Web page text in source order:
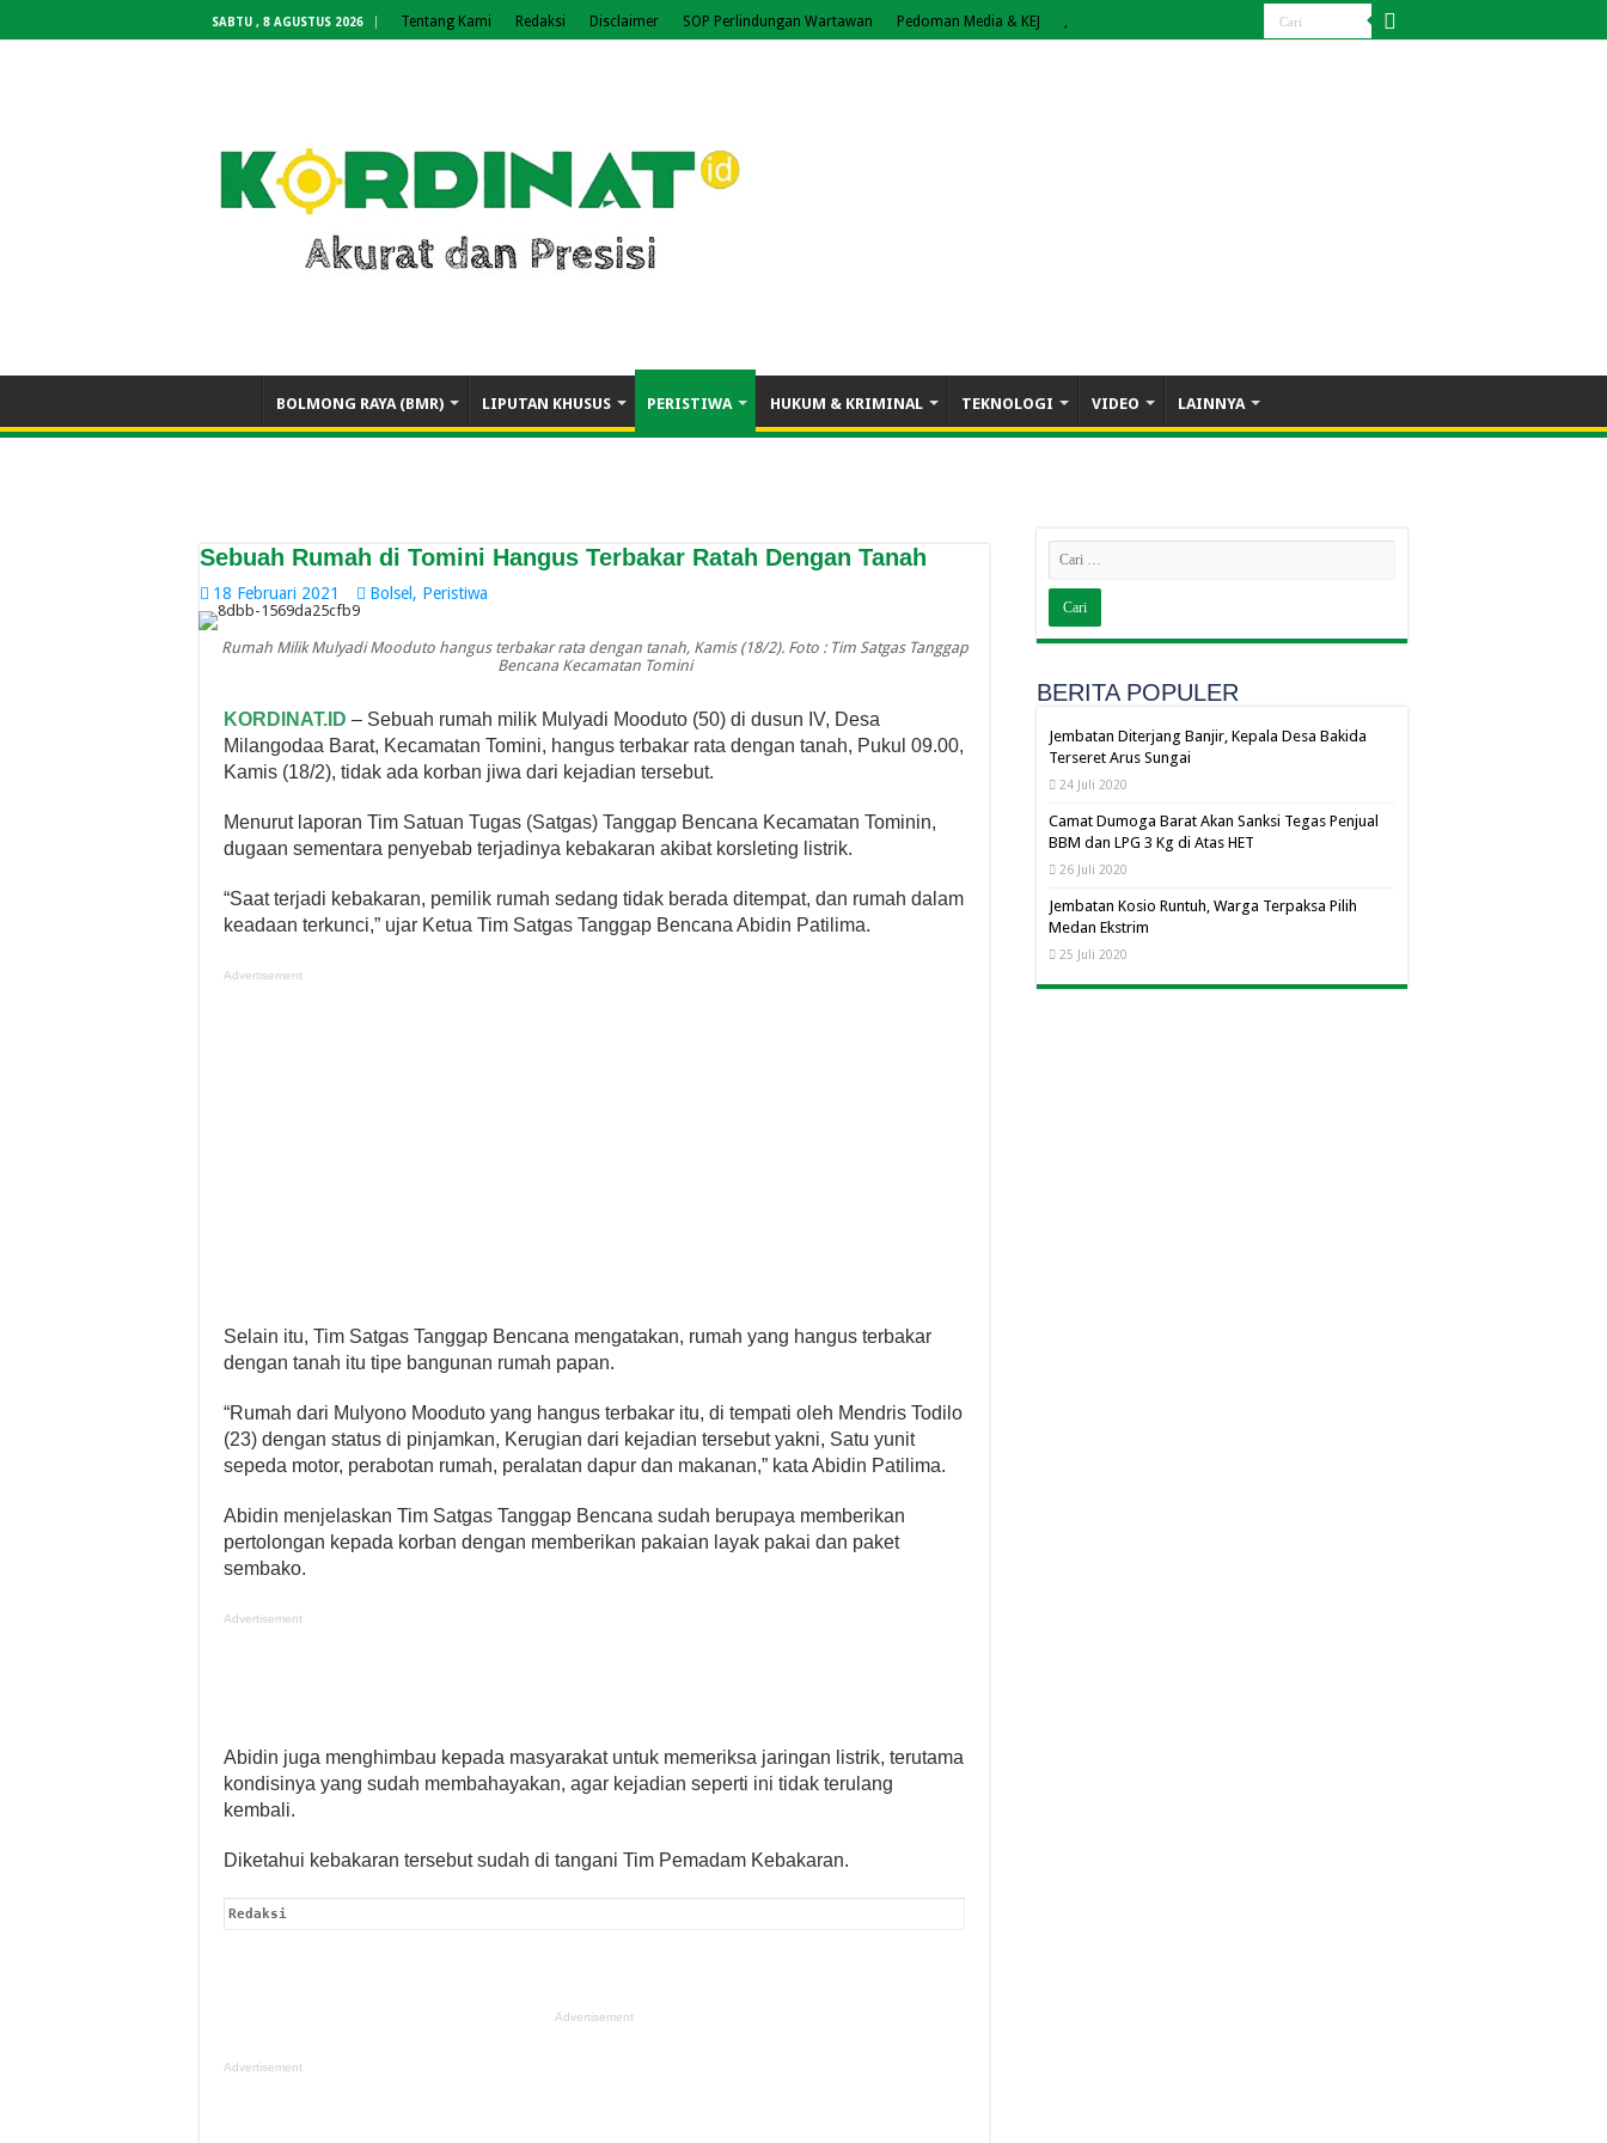
SABTU , 8 AGUSTUS 2026 Tentang Kami Redaksi Disclaimer SOP Perlindungan Wartawan Pedoman Media & KEJ ,
BOLMONG RAYA (BMR) LIPUTAN KHUSUS PERISTIWA HUKUM & KRIMINAL TEKNOLOGI VIDEO LAINNYA
Sebuah Rumah di Tomini Hangus Terbakar Ratah Dengan Tanah
18 Februari 2021 Bolsel , Peristiwa
Rumah Milik Mulyadi Mooduto hangus terbakar rata dengan tanah, Kamis (18/2). Foto : Tim Satgas Tanggap
Bencana Kecamatan Tomini
KORDINAT.ID – Sebuah rumah milik Mulyadi Mooduto (50) di dusun IV, Desa
Milangodaa Barat, Kecamatan Tomini, hangus terbakar rata dengan tanah, Pukul 09.00,
Kamis (18/2), tidak ada korban jiwa dari kejadian tersebut.
Menurut laporan Tim Satuan Tugas (Satgas) Tanggap Bencana Kecamatan Tominin,
dugaan sementara penyebab terjadinya kebakaran akibat korsleting listrik.
“Saat terjadi kebakaran, pemilik rumah sedang tidak berada ditempat, dan rumah dalam
keadaan terkunci,” ujar Ketua Tim Satgas Tanggap Bencana Abidin Patilima.
Advertisement
Selain itu, Tim Satgas Tanggap Bencana mengatakan, rumah yang hangus terbakar
dengan tanah itu tipe bangunan rumah papan.
“Rumah dari Mulyono Mooduto yang hangus terbakar itu, di tempati oleh Mendris Todilo
(23) dengan status di pinjamkan, Kerugian dari kejadian tersebut yakni, Satu yunit
sepeda motor, perabotan rumah, peralatan dapur dan makanan,” kata Abidin Patilima.
Abidin menjelaskan Tim Satgas Tanggap Bencana sudah berupaya memberikan
pertolongan kepada korban dengan memberikan pakaian layak pakai dan paket
sembako.
Advertisement
Abidin juga menghimbau kepada masyarakat untuk memeriksa jaringan listrik, terutama
kondisinya yang sudah membahayakan, agar kejadian seperti ini tidak terulang
kembali.
Diketahui kebakaran tersebut sudah di tangani Tim Pemadam Kebakaran.
Redaksi
Advertisement
Advertisement
BERITA POPULER
Jembatan Diterjang Banjir, Kepala Desa Bakida
Terseret Arus Sungai
24 Juli 2020
Camat Dumoga Barat Akan Sanksi Tegas Penjual
BBM dan LPG 3 Kg di Atas HET
26 Juli 2020
Jembatan Kosio Runtuh, Warga Terpaksa Pilih
Medan Ekstrim
25 Juli 2020